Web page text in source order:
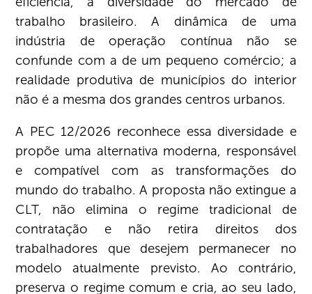
trabalho brasileiro. A dinâmica de uma
indústria de operação contínua não se
confunde com a de um pequeno comércio; a
realidade produtiva de municípios do interior
não é a mesma dos grandes centros urbanos.
A PEC 12/2026 reconhece essa diversidade e
propõe uma alternativa moderna, responsável
e compatível com as transformações do
mundo do trabalho. A proposta não extingue a
CLT, não elimina o regime tradicional de
contratação e não retira direitos dos
trabalhadores que desejem permanecer no
modelo atualmente previsto. Ao contrário,
preserva o regime comum e cria, ao seu lado,